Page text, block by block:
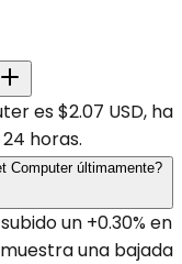
es $2.07 USD, ha
horas.
Computer últimamente?
un +0.30% en
una bajada